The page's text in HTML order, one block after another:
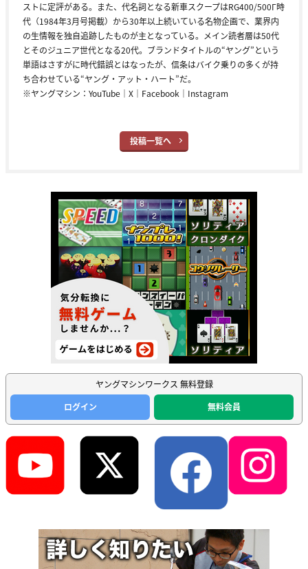
ストに定評がある。また、代名詞となる新車スクープはRG400/500Γ時
代（1984年3月号掲載）から30年以上続いている名物企画で、業界内
の生情報を独自追跡したものが主となっている。メイン読者層は50代
とそのジュニア世代となる20代。ブランドタイトルの“ヤング”という
単語はさすがに時代錯誤とはなったが、信条はバイク乗りの多くが持
ち合わせている“ヤング・アット・ハート”だ。
※ヤングマシン： YouTube ｜ X ｜ Facebook ｜ Instagram
投稿一覧へ
ヤングマシンワークス 無料登録
ログイン
無料会員